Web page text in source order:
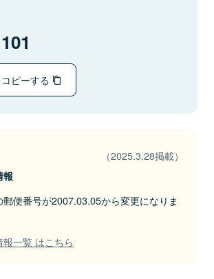
ピーする
（2025.3.28掲載）
報
便番号が2007.03.05から変更になりま
一覧 はこちら